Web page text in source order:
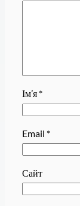
Ім’я *
Email *
Сайт